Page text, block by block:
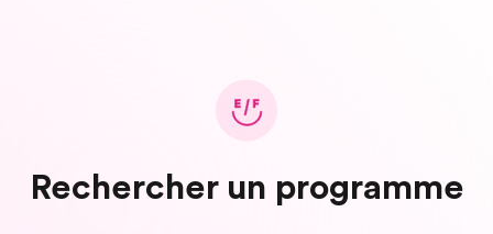
Rechercher un programme